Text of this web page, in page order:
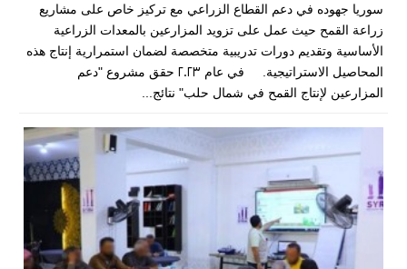
سوريا جهوده في دعم القطاع الزراعي مع تركيز خاص على مشاريع
زراعة القمح حيث عمل على تزويد المزارعين بالمعدات الزراعية
الأساسية وتقديم دورات تدريبية متخصصة لضمان استمرارية إنتاج هذه
المحاصيل الاستراتيجية. في عام 2023 حقق مشروع "دعم
المزارعين لإنتاج القمح في شمال حلب" نتائج...